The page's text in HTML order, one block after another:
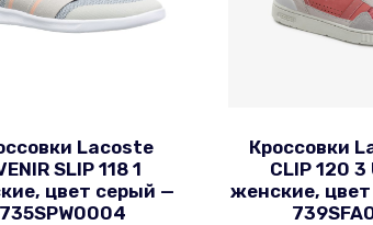
Lacoste
SLIP 118 1
цвет серый —
735SPW0004
Кроссовки
CLIP 120 3
женские,